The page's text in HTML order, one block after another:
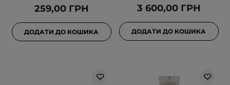
259,00 ГРН
ДОДАТИ ДО КОШИКА
3 600,00 ГРН
ДОДАТИ ДО КОШИКА